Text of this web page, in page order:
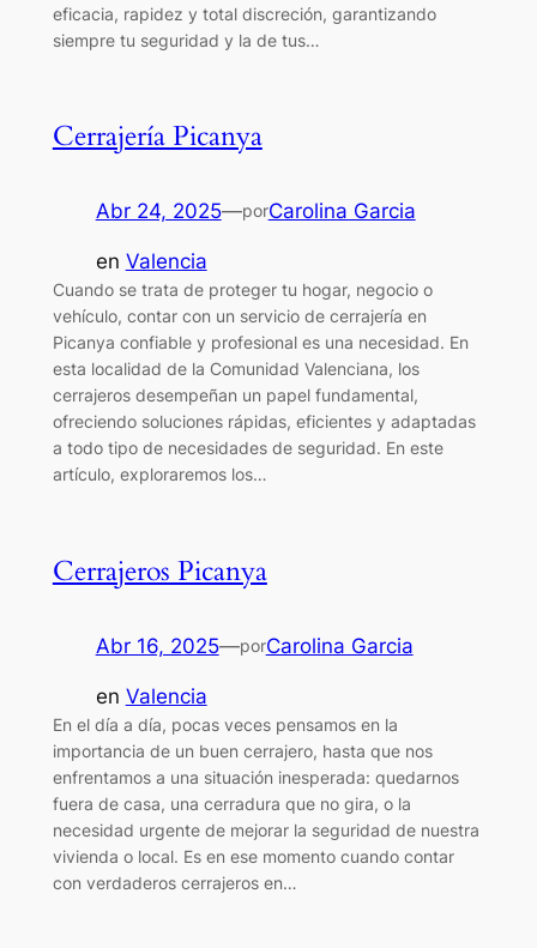
eficacia, rapidez y total discreción, garantizando
siempre tu seguridad y la de tus…
Cerrajería Picanya
Abr 24, 2025—porCarolina Garcia
en Valencia
Cuando se trata de proteger tu hogar, negocio o
vehículo, contar con un servicio de cerrajería en
Picanya confiable y profesional es una necesidad. En
esta localidad de la Comunidad Valenciana, los
cerrajeros desempeñan un papel fundamental,
ofreciendo soluciones rápidas, eficientes y adaptadas
a todo tipo de necesidades de seguridad. En este
artículo, exploraremos los…
Cerrajeros Picanya
Abr 16, 2025—porCarolina Garcia
en Valencia
En el día a día, pocas veces pensamos en la
importancia de un buen cerrajero, hasta que nos
enfrentamos a una situación inesperada: quedarnos
fuera de casa, una cerradura que no gira, o la
necesidad urgente de mejorar la seguridad de nuestra
vivienda o local. Es en ese momento cuando contar
con verdaderos cerrajeros en…